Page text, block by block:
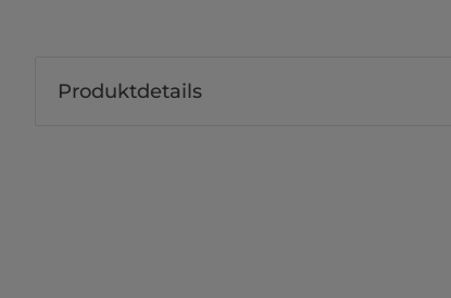
Produktdetails